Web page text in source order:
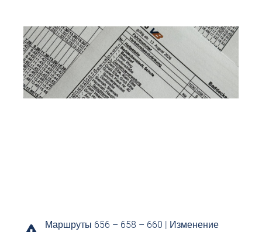
Маршруты 656 – 658 – 660 | Изменение